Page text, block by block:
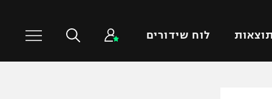
תוצאות לוח שידורים